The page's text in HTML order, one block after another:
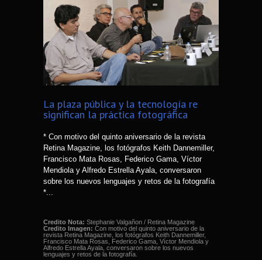
La plaza pública y la tecnología re
significan la práctica fotográfica
* Con motivo del quinto aniversario de la revista
Retina Magazine, los fotógrafos Keith Dannemiller,
Francisco Mata Rosas, Federico Gama, Víctor
Mendiola y Alfredo Estrella Ayala, conversaron
sobre los nuevos lenguajes y retos de la fotografía
*...
Credito Nota: Stephanie Valgañon / Retina Magazine
Credito Imagen: Con motivo del quinto aniversario de la
revista Retina Magazine, los fotógrafos Keith Dannemiller,
Francisco Mata Rosas, Federico Gama, Víctor Mendiola y
Alfredo Estrella Ayala, conversaron sobre los nuevos
lenguajes y retos de la fotografía.